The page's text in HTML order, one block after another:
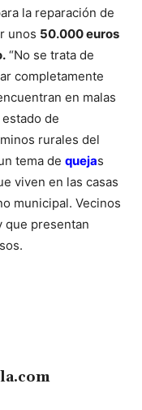
la reparación de
unos 50.000 euros
“No se trata de
completamente
en malas
estado de
rurales del
tema de quejas
viven en las casas
municipal. Vecinos
que presentan